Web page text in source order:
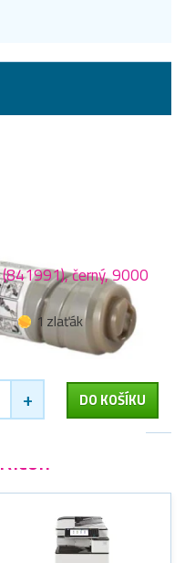
černý, 9000
1 zlaťák
+ DO KOŠÍKU